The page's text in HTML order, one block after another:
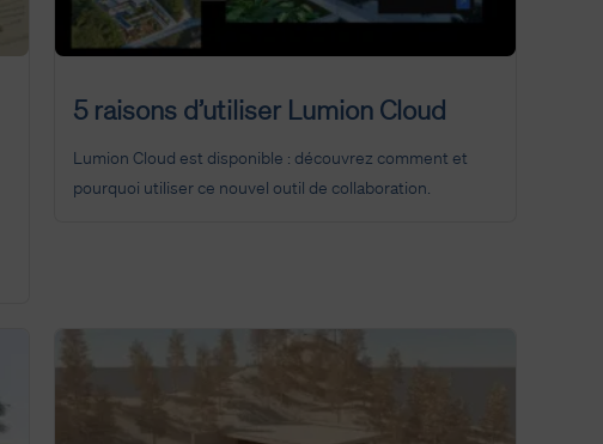
5 raisons d’utiliser Lumion Cloud
Lumion Cloud est disponible : découvrez comment et
pourquoi utiliser ce nouvel outil de collaboration.